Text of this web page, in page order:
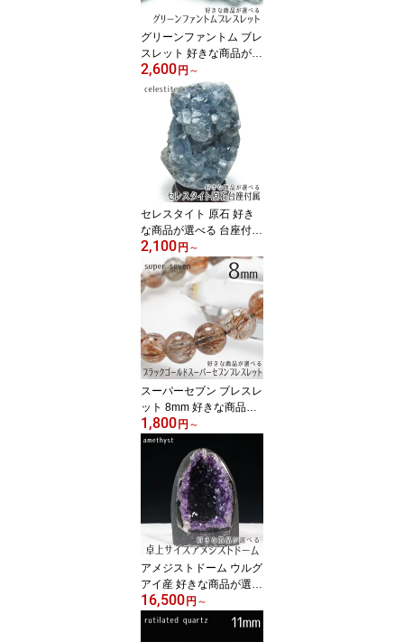
グリーンファントム ブレ
スレット 好きな商品が選
べる ファントムクォーツ
ブレス 幻影水晶 phanto
m quartz ファントム水晶
bracelet 一点物 メール便
送料無料
2,600 円 ～
セレスタイト 原石 好き
な商品が選べる 台座付属
一点物 天青石 パワース
トーン 天然石
2,100 円 ～
スーパーセブン ブレスレ
ット 8mm 好きな商品が
選べる ブラックゴールド
super seven bracelet 一
点物 メール便送料無料
1,800 円 ～
アメジストドーム ウルグ
アイ産 好きな商品が選べ
る ミニ アメジスト ドー
ム 卓上サイズ 原石 晶洞
16,500 円 ～